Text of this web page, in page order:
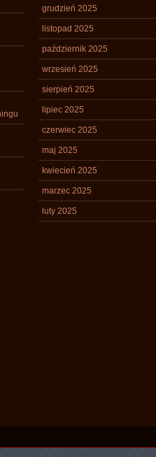
grudzień 2025
listopad 2025
październik 2025
wrzesień 2025
sierpień 2025
lipiec 2025
czerwiec 2025
maj 2025
kwiecień 2025
marzec 2025
luty 2025